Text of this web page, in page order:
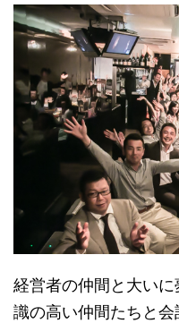
経営者の仲間と大い
識の高い仲間たちと